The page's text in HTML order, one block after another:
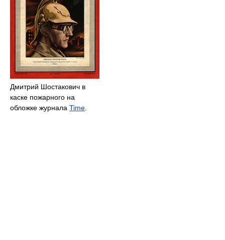
Дмитрий Шостакович в
каске пожарного на
обложке журнала Time